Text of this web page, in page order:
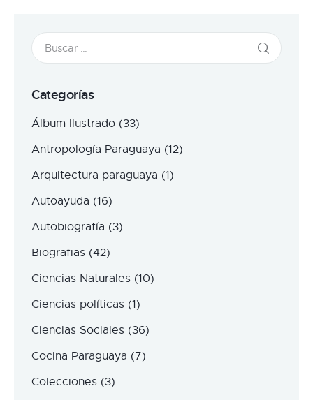
Categorías
Álbum Ilustrado (33)
Antropología Paraguaya (12)
Arquitectura paraguaya (1)
Autoayuda (16)
Autobiografía (3)
Biografias (42)
Ciencias Naturales (10)
Ciencias políticas (1)
Ciencias Sociales (36)
Cocina Paraguaya (7)
Colecciones (3)